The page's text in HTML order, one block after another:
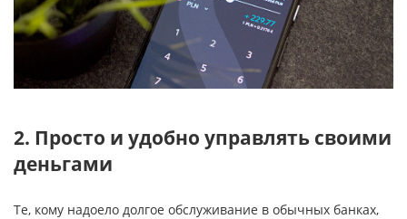
2. Просто и удобно управлять своими
деньгами
Те, кому надоело долгое обслуживание в обычных банках,